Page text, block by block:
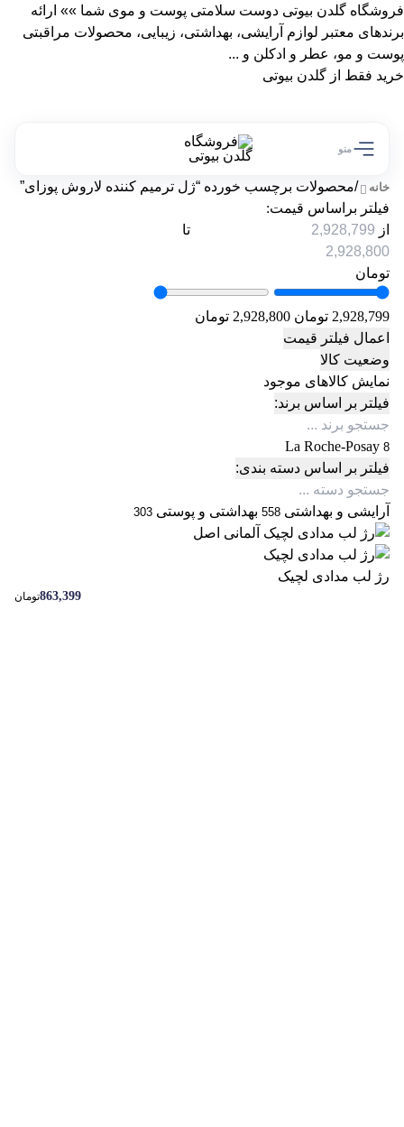
فروشگاه گلدن بیوتی دوست سلامتی پوست و موی شما »» ارائه
برندهای معتبر لوازم آرایشی، بهداشتی، زیبایی، محصولات مراقبتی
پوست و مو، عطر و ادکلن و ...
خرید فقط از گلدن بیوتی
منو
خانه /محصولات برچسب خورده “ژل ترمیم کننده لاروش پوزای”
فیلتر براساس قیمت:
از
تا
تومان
2,928,799 تومان
2,928,800 تومان
اعمال فیلتر قیمت
وضعیت کالا
نمایش کالاهای موجود
فیلتر بر اساس برند:
La Roche-Posay 8
فیلتر بر اساس دسته بندی:
آرایشی و بهداشتی 558 بهداشتی و پوستی 303
رژ لب مدادی لچیک
863,399تومان